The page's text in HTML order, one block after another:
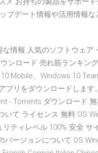
プデート情報や活用情報な
情報 人気のソフトウェア
ンロード 売れ筋ランキン
Mobile、Windows 10
リをダウンロードします
- Torrents ダウンロード
いて ライセンス 無料 OS
ティレベル 100% 安全 サ
バージョンについて OS